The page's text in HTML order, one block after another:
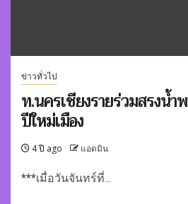
ข่าวทั่วไป
ท.นครเชียงรายร่วมสรงน้ำ
ปีใหม่เมือง
4 ปี ago แอดมิน
***เมื่อวันจันทร์ที่...